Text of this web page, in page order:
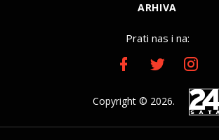
ARHIVA
Prati nas i na:
Copyright © 2026.